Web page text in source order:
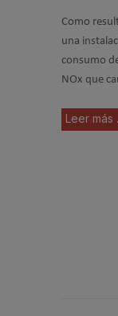
Como
una
consumo
NOx que
Leer más